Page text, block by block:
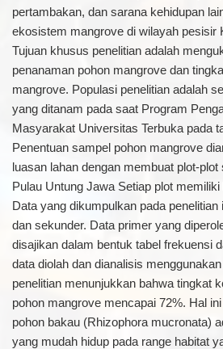
pertambakan, dan sarana kehidupan
ekosistem mangrove di wilayah pesisir
Tujuan khusus penelitian adalah
penanaman pohon mangrove dan
mangrove. Populasi penelitian adalah
yang ditanam pada saat Program
Masyarakat Universitas Terbuka pada
Penentuan sampel pohon mangrove
luasan lahan dengan membuat plot-
Pulau Untung Jawa Setiap plot
Data yang dikumpulkan pada penelitian
dan sekunder. Data primer yang
disajikan dalam bentuk tabel frekuensi
data diolah dan dianalisis
penelitian menunjukkan bahwa tingkat
pohon mangrove mencapai 72%. Hal
pohon bakau (Rhizophora mucronata)
yang mudah hidup pada range habitat